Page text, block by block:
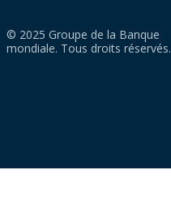
© 2025 Groupe de la Banque
mondiale. Tous droits réservés.